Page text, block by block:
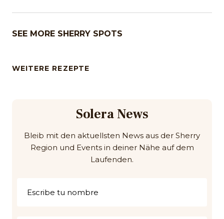
SEE MORE SHERRY SPOTS
WEITERE REZEPTE
Solera News
Bleib mit den aktuellsten News aus der Sherry
Region und Events in deiner Nähe auf dem
Laufenden.